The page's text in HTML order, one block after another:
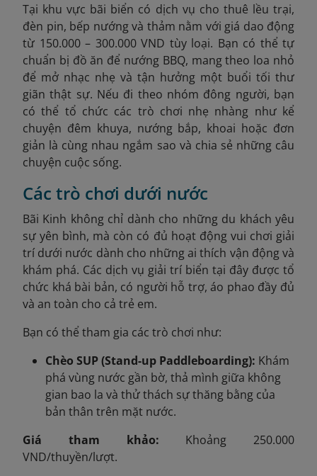
Tại khu vực bãi biển có dịch vụ cho thuê lều trại,
đèn pin, bếp nướng và thảm nằm với giá dao động
từ 150.000 – 300.000 VND tùy loại. Bạn có thể tự
chuẩn bị đồ ăn để nướng BBQ, mang theo loa nhỏ
để mở nhạc nhẹ và tận hưởng một buổi tối thư
giãn thật sự. Nếu đi theo nhóm đông người, bạn
có thể tổ chức các trò chơi nhẹ nhàng như kể
chuyện đêm khuya, nướng bắp, khoai hoặc đơn
giản là cùng nhau ngắm sao và chia sẻ những câu
chuyện cuộc sống.
Các trò chơi dưới nước
Bãi Kinh không chỉ dành cho những du khách yêu
sự yên bình, mà còn có đủ hoạt động vui chơi giải
trí dưới nước dành cho những ai thích vận động và
khám phá. Các dịch vụ giải trí biển tại đây được tổ
chức khá bài bản, có người hỗ trợ, áo phao đầy đủ
và an toàn cho cả trẻ em.
Bạn có thể tham gia các trò chơi như:
Chèo SUP (Stand-up Paddleboarding): Khám
phá vùng nước gần bờ, thả mình giữa không
gian bao la và thử thách sự thăng bằng của
bản thân trên mặt nước.
Giá tham khảo: Khoảng 250.000
VND/thuyền/lượt.